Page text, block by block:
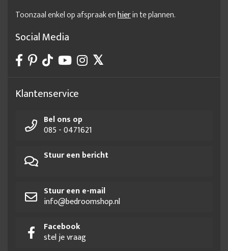
Toonzaal enkel op afspraak enhierin te plannen.
Social Media
Klantenservice
Bel ons op
085 - 0471621
Stuur een bericht
Stuur een e-mail
info@bedroomshop.nl
Facebook
stel je vraag